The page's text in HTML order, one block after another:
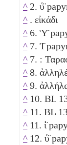
^ 2. ὑ̈
^ . εἰκάδι
^ 6. Ὑ̈
^ 7. Ἰ̈
^ 7. :
^ 8.
^ 9.
^ 10. BL
^ 11. BL
^ 11. ἰ̈
^ 12. ὑ̈